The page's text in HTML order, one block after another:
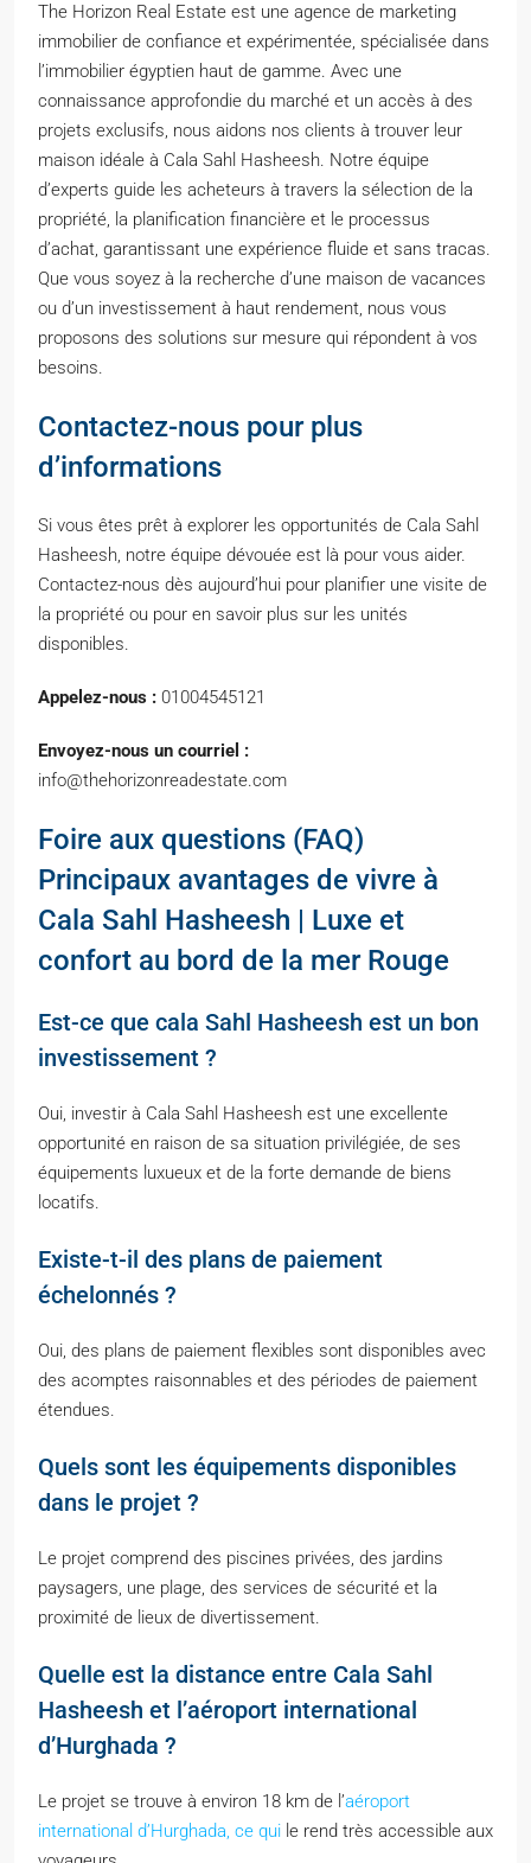
The Horizon Real Estate est une agence de marketing
immobilier de confiance et expérimentée, spécialisée dans
l’immobilier égyptien haut de gamme. Avec une
connaissance approfondie du marché et un accès à des
projets exclusifs, nous aidons nos clients à trouver leur
maison idéale à Cala Sahl Hasheesh. Notre équipe
d’experts guide les acheteurs à travers la sélection de la
propriété, la planification financière et le processus
d’achat, garantissant une expérience fluide et sans tracas.
Que vous soyez à la recherche d’une maison de vacances
ou d’un investissement à haut rendement, nous vous
proposons des solutions sur mesure qui répondent à vos
besoins.
Contactez-nous pour plus
d’informations
Si vous êtes prêt à explorer les opportunités de Cala Sahl
Hasheesh, notre équipe dévouée est là pour vous aider.
Contactez-nous dès aujourd’hui pour planifier une visite de
la propriété ou pour en savoir plus sur les unités
disponibles.
Appelez-nous : 01004545121
Envoyez-nous un courriel :
info@thehorizonreadestate.com
Foire aux questions (FAQ)
Principaux avantages de vivre à
Cala Sahl Hasheesh | Luxe et
confort au bord de la mer Rouge
Est-ce que cala Sahl Hasheesh est un bon
investissement ?
Oui, investir à Cala Sahl Hasheesh est une excellente
opportunité en raison de sa situation privilégiée, de ses
équipements luxueux et de la forte demande de biens
locatifs.
Existe-t-il des plans de paiement
échelonnés ?
Oui, des plans de paiement flexibles sont disponibles avec
des acomptes raisonnables et des périodes de paiement
étendues.
Quels sont les équipements disponibles
dans le projet ?
Le projet comprend des piscines privées, des jardins
paysagers, une plage, des services de sécurité et la
proximité de lieux de divertissement.
Quelle est la distance entre Cala Sahl
Hasheesh et l’aéroport international
d’Hurghada ?
Le projet se trouve à environ 18 km de l’aéroport
international d’Hurghada, ce qui le rend très accessible aux